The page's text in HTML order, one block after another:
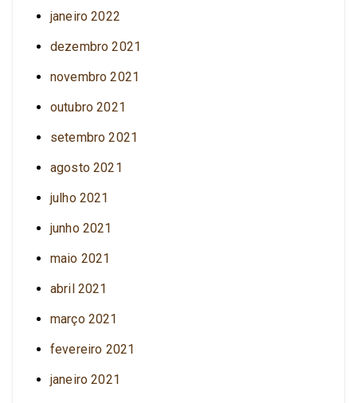
janeiro 2022
dezembro 2021
novembro 2021
outubro 2021
setembro 2021
agosto 2021
julho 2021
junho 2021
maio 2021
abril 2021
março 2021
fevereiro 2021
janeiro 2021